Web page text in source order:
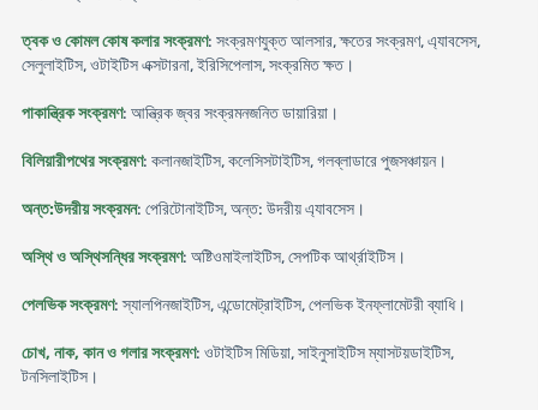
ত্বক ও কোমল কোষ কলার সংক্রমণ: সংক্রমণযুক্ত আলসার, ক্ষতের সংক্রমণ, এ্যাবসেস,
সেলুলাইটিস, ওটাইটিস এক্সটারনা, ইরিসিপেলাস, সংক্রমিত ক্ষত।
পাকান্ত্রিক সংক্রমণ: আন্ত্রিক জ্বর সংক্রমনজনিত ডায়ারিয়া।
বিলিয়ারীপথের সংক্রমণ: কলানজাইটিস, কলেসিসটাইটিস, গলব্লাডারে পুজসঞ্চায়ন।
অন্ত:উদরীয় সংক্রমন: পেরিটোনাইটিস, অন্ত: উদরীয় এ্যাবসেস।
অস্থি ও অস্থিসন্ধির সংক্রমণ: অষ্টিওমাইলাইটিস, সেপটিক আর্থ্রাইটিস।
পেলভিক সংক্রমণ: স্যালপিনজাইটিস, এন্ডোমেট্রাইটিস, পেলভিক ইনফ্লামেটরী ব্যাধি।
চোখ, নাক, কান ও গলার সংক্রমণ: ওটাইটিস মিডিয়া, সাইনুসাইটিস ম্যাসটয়ডাইটিস,
টনসিলাইটিস।